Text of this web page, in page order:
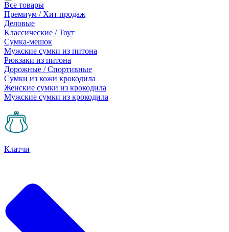
Все товары
Премиум / Хит продаж
Деловые
Классические / Тоут
Сумка-мешок
Мужские сумки из питона
Рюкзаки из питона
Дорожные / Спортивные
Сумки из кожи крокодила
Женские сумки из крокодила
Мужские сумки из крокодила
Клатчи